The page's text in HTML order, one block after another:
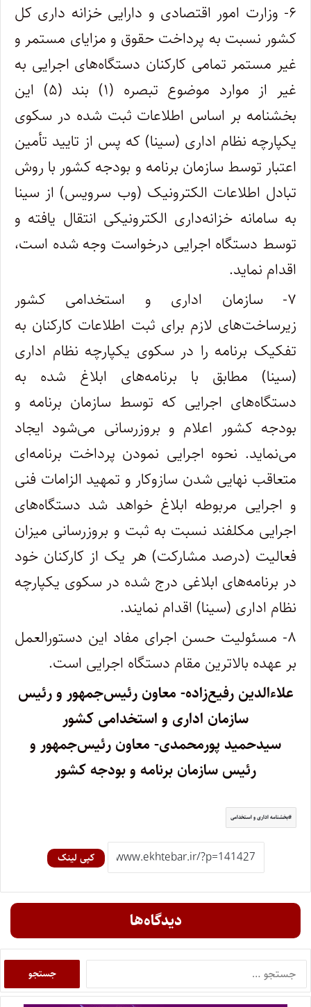
۶- وزارت امور اقتصادی و دارایی خزانه داری کل
کشور نسبت به پرداخت حقوق و مزایای مستمر و
غیر مستمر تمامی کارکنان دستگاه‌های اجرایی به
غیر از موارد موضوع تبصره (۱) بند (۵) این
بخشنامه بر اساس اطلاعات ثبت شده در سکوی
یکپارچه نظام اداری (سینا) که پس از تایید تأمین
اعتبار توسط سازمان برنامه و بودجه کشور با روش
تبادل اطلاعات الکترونیک (وب سرویس) از سینا
به سامانه خزانه‌داری الکترونیکی انتقال یافته و
توسط دستگاه اجرایی درخواست وجه شده است،
اقدام نماید‌.
۷- سازمان اداری و استخدامی کشور
زیرساخت‌های لازم برای ثبت اطلاعات کارکنان به
تفکیک برنامه را در سکوی یکپارچه نظام اداری
(سینا) مطابق با برنامه‌های ابلاغ شده به
دستگاه‌های اجرایی که توسط سازمان برنامه و
بودجه کشور اعلام و بروزرسانی ‌می‌شود ایجاد
می‌نماید. نحوه اجرایی نمودن پرداخت برنامه‌ای
متعاقب نهایی شدن سازوکار و تمهید الزامات فنی
و اجرایی مربوطه ابلاغ خواهد شد دستگاه‌های
اجرایی مکلفند نسبت به ثبت و بروزرسانی میزان
فعالیت (درصد مشارکت) هر یک از کارکنان خود
در برنامه‌های ابلاغی درج شده در سکوی یکپارچه
نظام اداری (سینا) اقدام نمایند‌.
۸- مسئولیت حسن اجرای مفاد این دستورالعمل
بر عهده بالاترین مقام دستگاه اجرایی است‌.
علاءالدین رفیع‌زاده- معاون رئیس‌جمهور و رئیس
سازمان اداری و استخدامی کشور
سیدحمید پورمحمدی- معاون رئیس‌جمهور و
رئیس سازمان برنامه و بودجه کشور
بخشنامه اداری و استخدامی
کپی لینک
دیدگاه‌ها